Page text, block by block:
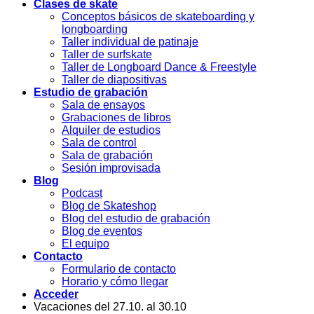
Clases de skate
Conceptos básicos de skateboarding y
longboarding
Taller individual de patinaje
Taller de surfskate
Taller de Longboard Dance & Freestyle
Taller de diapositivas
Estudio de grabación
Sala de ensayos
Grabaciones de libros
Alquiler de estudios
Sala de control
Sala de grabación
Sesión improvisada
Blog
Podcast
Blog de Skateshop
Blog del estudio de grabación
Blog de eventos
El equipo
Contacto
Formulario de contacto
Horario y cómo llegar
Acceder
Vacaciones del 27.10. al 30.10